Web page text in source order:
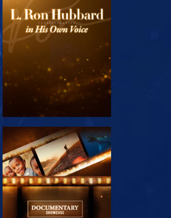
VERKEN DE SERIE